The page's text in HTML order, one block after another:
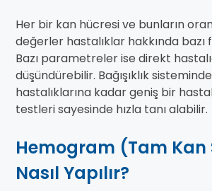
Her bir kan hücresi ve bunların
değerler hastalıklar hakkında bazı
Bazı parametreler ise direkt
düşündürebilir. Bağışıklık
hastalıklarına kadar geniş bir
testleri sayesinde hızla tanı alabilir.
Hemogram (Tam Kan
Nasıl Yapılır?